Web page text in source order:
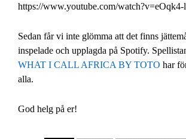
https://www.youtube.com/
Sedan får vi inte glömma att det finns
inspelade och upplagda på Spotify.
WHAT I CALL AFRICA BY TOTO har
alla.
God helg på er!